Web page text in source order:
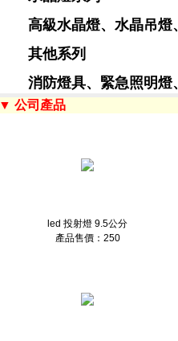
高級水晶燈、水晶吊
其他系列
消防燈具、緊急照明
▼ 公司產品
led 投射燈 9.5公分
產品售價：250